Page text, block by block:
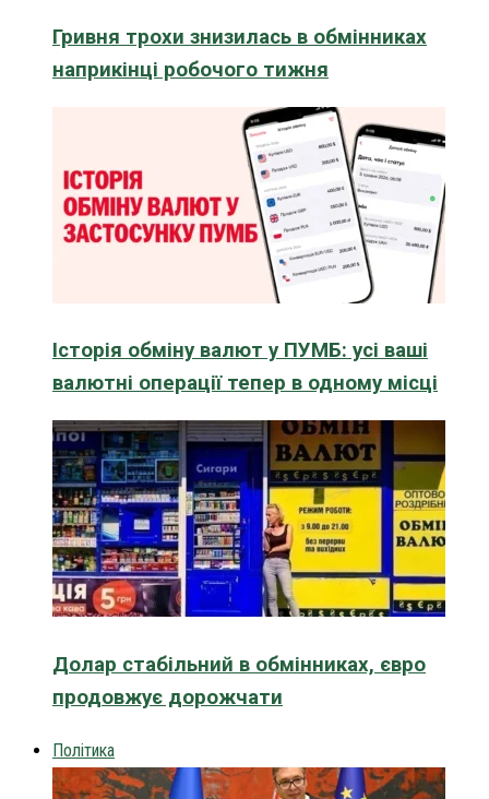
Гривня трохи знизилась в обмінниках
наприкінці робочого тижня
Історія обміну валют у ПУМБ: усі ваші
валютні операції тепер в одному місці
Долар стабільний в обмінниках, євро
продовжує дорожчати
Політика